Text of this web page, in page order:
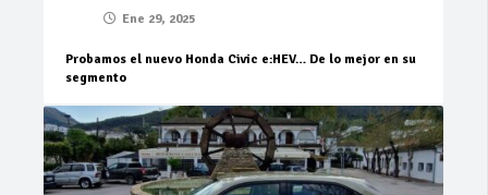
Ene 29, 2025
Probamos el nuevo Honda Civic e:HEV… De lo mejor en su
segmento